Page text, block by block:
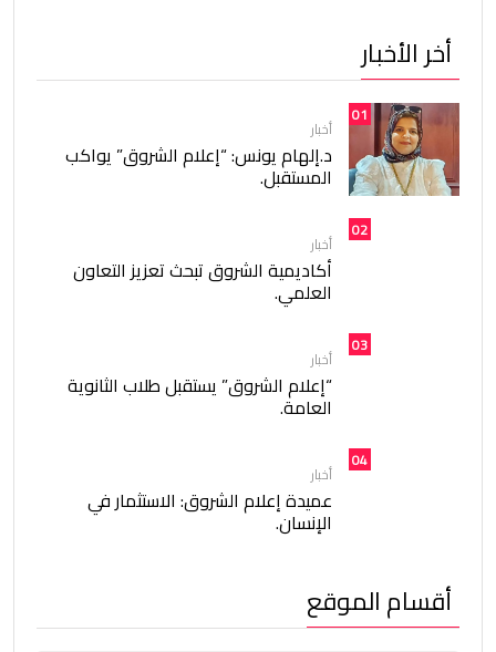
أخر الأخبار
01
أخبار
د.إلهام يونس: “إعلام الشروق” يواكب
المستقبل.
02
أخبار
أكاديمية الشروق تبحث تعزيز التعاون
العلمي.
03
أخبار
“إعلام الشروق” يستقبل طلاب الثانوية
العامة.
04
أخبار
عميدة إعلام الشروق: الاستثمار في
الإنسان.
أقسام الموقع